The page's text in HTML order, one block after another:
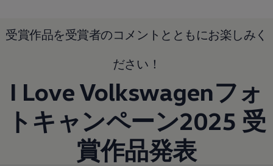
受賞作品を受賞者のコメントとともにお楽しみく
ださい！
I Love Volkswagenフォ
トキャンペーン2025 受
賞作品発表